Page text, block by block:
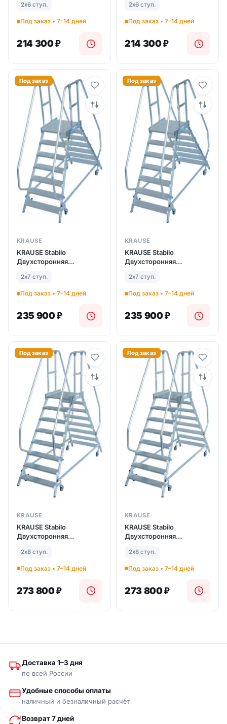
платформой 2х6 ступ.
2х6 ступ.
Под заказ • 7–14 дней
214 300₽
платформой 2х6 ступ.
2х6 ступ.
Под заказ • 7–14 дней
214 300₽
Под заказ
KRAUSE
KRAUSE Stabilo
Двухсторонняя
платформой 2Х7 ступ.
2х7 ступ.
Под заказ • 7–14 дней
235 900₽
Под заказ
KRAUSE
KRAUSE Stabilo
Двухсторонняя
платформой 2Х7 ступ.
2х7 ступ.
Под заказ • 7–14 дней
235 900₽
Под заказ
KRAUSE
KRAUSE Stabilo
Двухсторонняя
платформой 2Х8 ступ.
2х8 ступ.
Под заказ • 7–14 дней
273 800₽
Под заказ
KRAUSE
KRAUSE Stabilo
Двухсторонняя
платформой 2Х8 ступ.
2х8 ступ.
Под заказ • 7–14 дней
273 800₽
Доставка 1–3 дня
по всей России
Удобные способы оплаты
наличный и безналичный расчёт
Возврат 7 дней